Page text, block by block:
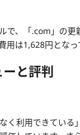
で、「.com」の更
は1,628円となっ
と評判
く利用できている